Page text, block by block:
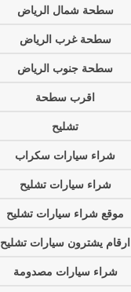
سطحة شمال الرياض
سطحة غرب الرياض
سطحة جنوب الرياض
اقرب سطحة
تشليح
شراء سيارات سكراب
شراء سيارات تشليح
موقع شراء سيارات تشليح
ارقام يشترون سيارات تشليح
شراء سيارات مصدومة